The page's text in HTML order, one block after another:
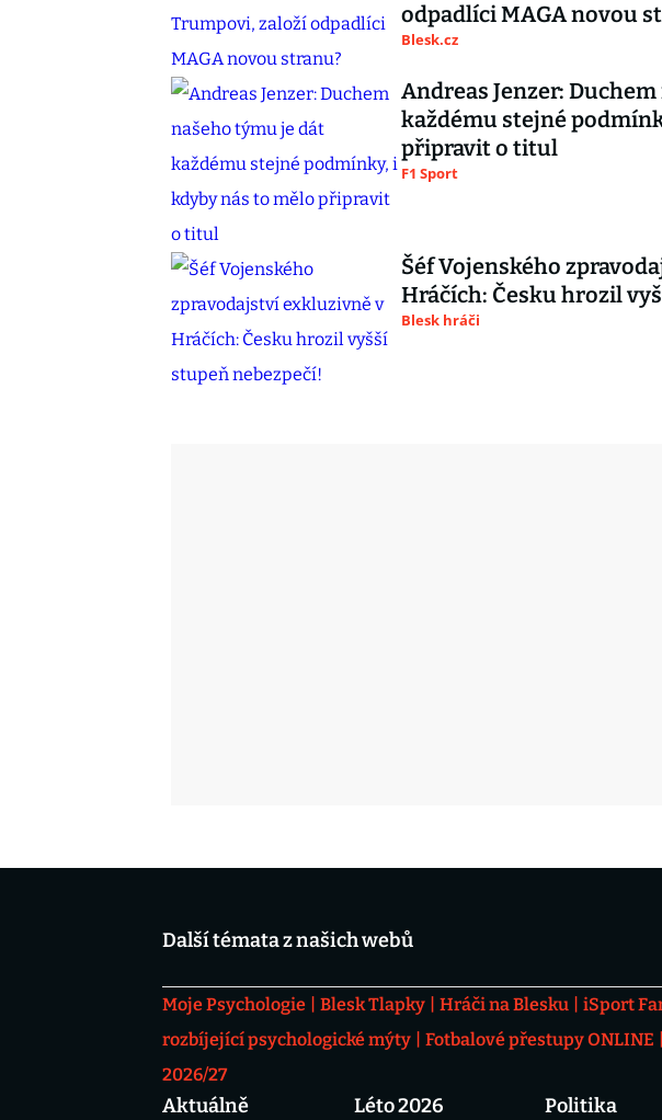
odpadlíci MAGA novou
Blesk.cz
Andreas Jenzer:
každému stejné
připravit o titul
F1 Sport
Šéf Vojenského
Hráčích: Česku hrozil
Blesk hráči
Další témata z našich webů
Moje Psychologie Blesk Tlapky Hráči na Blesku iSport
rozbíjející psychologické mýty
Fotbalové přestupy ONLINE
2026/27
Aktuálně Léto 2026 Politika